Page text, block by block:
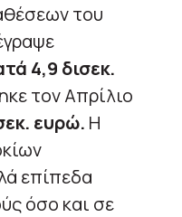
του
4,9 δισεκ.
τον Απρίλιο
ευρώ. Η
επίπεδα
όσο και σε